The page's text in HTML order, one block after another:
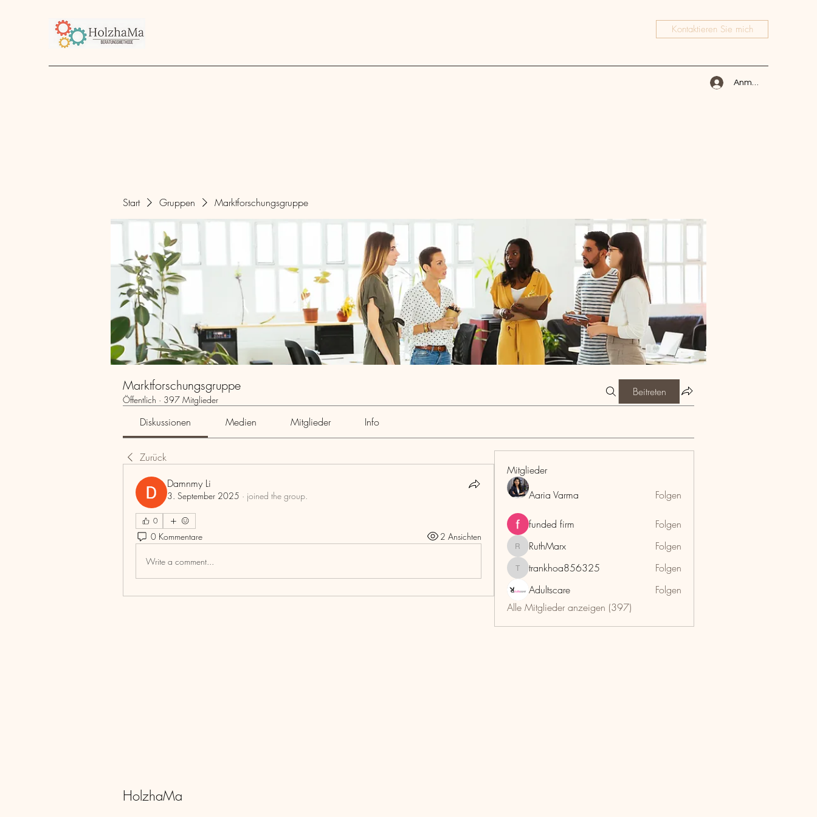
Kontaktieren Sie mich
Anmelden
Start Gruppen Marktforschungsgruppe
Marktforschungsgruppe
Öffentlich · 397 Mitglieder
Beitreten
Diskussionen Medien Mitglieder Info
Zurück
Damnmy Li
3. September 2025 · joined the group.
0
0 Kommentare 2 Ansichten
Write a comment...
Mitglieder
Aaria Varma
Folgen
funded firm Folgen
RuthMarx
RuthMarx Folgen
trankhoa856325
trankhoa856325
Folgen
Adultscare
Folgen
Alle Mitglieder anzeigen (397)
HolzhaMa